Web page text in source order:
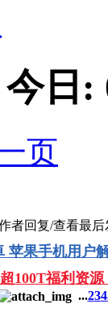
今日:
页
者回复/查看最后
苹果手机用户
100T福利资
...234